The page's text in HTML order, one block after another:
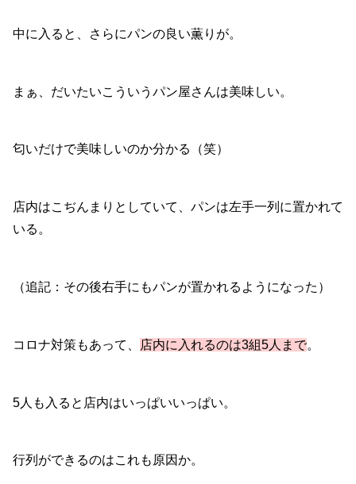
中に入ると、さらにパンの良い薫りが。
まぁ、だいたいこういうパン屋さんは美味しい。
匂いだけで美味しいのか分かる（笑）
店内はこぢんまりとしていて、パンは左手一列に置かれて
いる。
（追記：その後右手にもパンが置かれるようになった）
コロナ対策もあって、 店内に入れるのは3組5人まで。
5人も入ると店内はいっぱいいっぱい。
行列ができるのはこれも原因か。